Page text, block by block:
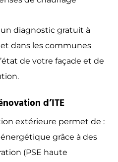
diagnostic gratuit à
dans les communes
de votre façade et de
d’ITE
extérieure permet de :
grâce à des
(PSE haute